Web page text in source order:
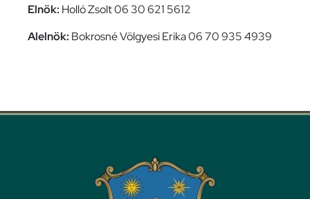
Elnök: Holló Zsolt 06 30 621 5612
Alelnök: Bokrosné Völgyesi Erika 06 70 935 4939